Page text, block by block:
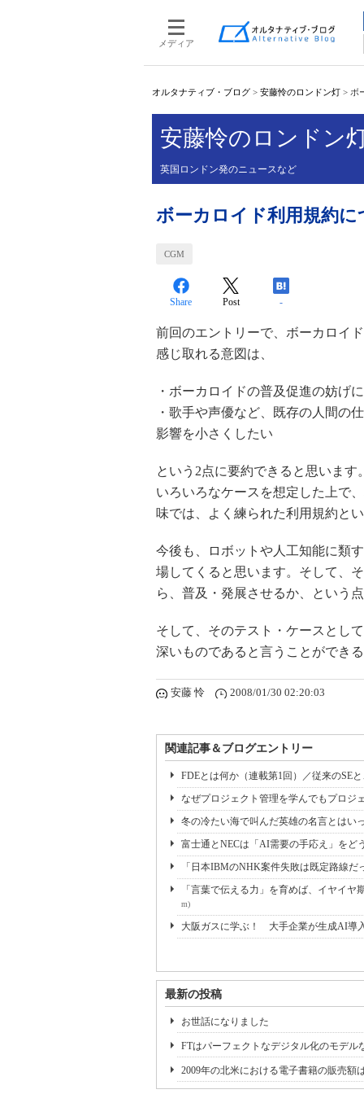
メディア
オルタナティブ・ブログ > 安藤怜のロンドン灯 > ボ
安藤怜のロンドン
英国ロンドン発のニュースなど
ボーカロイド利用規約に
CGM
Share Post -
前回のエントリーで、ボーカロイ
感じ取れる意図は、
・ボーカロイドの普及促進の妨げ
・歌手や声優など、既存の人間の
影響を小さくしたい
という2点に要約できると思います
いろいろなケースを想定した上で
味では、よく練られた利用規約と
今後も、ロボットや人工知能に類
場してくると思います。そして、
ら、普及・発展させるか、という
そして、そのテスト・ケースとし
深いものであると言うことができる
安藤 怜 2008/01/30 02:20:03
関連記事＆ブログエントリー
FDEとは何か（連載第1回）／従来のSE
なぜプロジェクト管理を学んでもプロジ
冬の冷たい海で叫んだ英雄の名言とはい
富士通とNECは「AI需要の手応え」を
「日本IBMのNHK案件失敗は既定路線
「言葉で伝える力」を育めば、イヤイ
m)
大阪ガスに学ぶ！ 大手企業が生成AI導
最新の投稿
お世話になりました
FTはパーフェクトなデジタル化のモデ
2009年の北米における電子書籍の販売